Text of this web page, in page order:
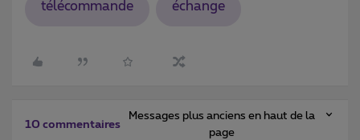
télécommande échange
10 commentaires
Messages plus anciens en haut de la
page